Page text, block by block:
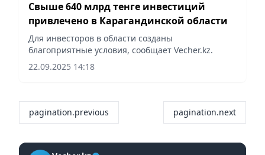
Свыше 640 млрд тенге инвестиций
привлечено в Карагандинской области
Для инвесторов в области созданы
благоприятные условия, сообщает Vecher.kz.
22.09.2025 14:18
pagination.previous pagination.next